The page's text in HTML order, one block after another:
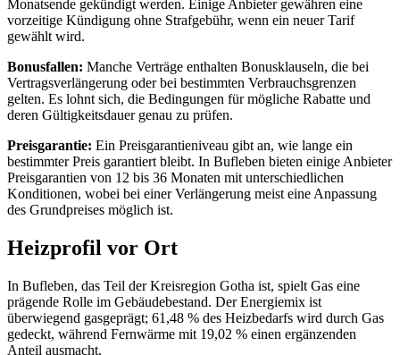
Monatsende gekündigt werden. Einige Anbieter gewähren eine
vorzeitige Kündigung ohne Strafgebühr, wenn ein neuer Tarif
gewählt wird.
Bonusfallen: Manche Verträge enthalten Bonusklauseln, die bei
Vertragsverlängerung oder bei bestimmten Verbrauchsgrenzen
gelten. Es lohnt sich, die Bedingungen für mögliche Rabatte und
deren Gültigkeitsdauer genau zu prüfen.
Preisgarantie: Ein Preisgarantieniveau gibt an, wie lange ein
bestimmter Preis garantiert bleibt. In Bufleben bieten einige Anbieter
Preisgarantien von 12 bis 36 Monaten mit unterschiedlichen
Konditionen, wobei bei einer Verlängerung meist eine Anpassung
des Grundpreises möglich ist.
Heizprofil vor Ort
In Bufleben, das Teil der Kreisregion Gotha ist, spielt Gas eine
prägende Rolle im Gebäudebestand. Der Energiemix ist
überwiegend gasgeprägt; 61,48 % des Heizbedarfs wird durch Gas
gedeckt, während Fernwärme mit 19,02 % einen ergänzenden
Anteil ausmacht.